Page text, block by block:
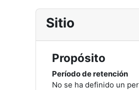
Sitio
Propósito
Período de retención
No se ha definido un